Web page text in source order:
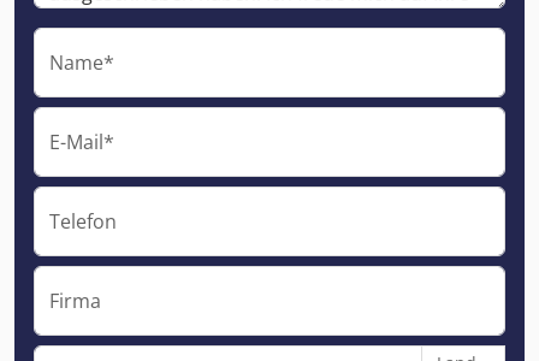
Name*
E-Mail*
Telefon
Firma